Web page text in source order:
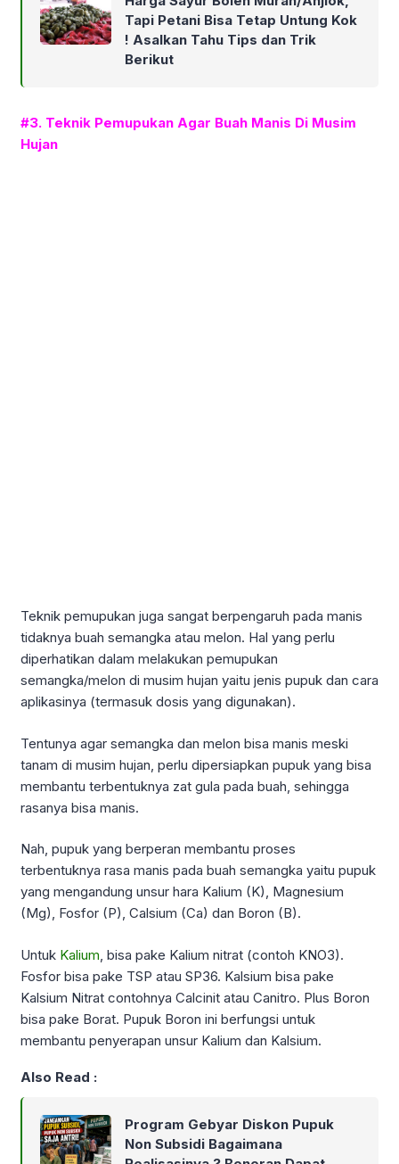
Tapi Petani Bisa Tetap Untung Kok
! Asalkan Tahu Tips dan Trik
Berikut
#3. Teknik Pemupukan Agar Buah Manis Di Musim
Hujan
Teknik pemupukan juga sangat berpengaruh pada manis
tidaknya buah semangka atau melon. Hal yang perlu
diperhatikan dalam melakukan pemupukan
semangka/melon di musim hujan yaitu jenis pupuk dan cara
aplikasinya (termasuk dosis yang digunakan).
Tentunya agar semangka dan melon bisa manis meski
tanam di musim hujan, perlu dipersiapkan pupuk yang bisa
membantu terbentuknya zat gula pada buah, sehingga
rasanya bisa manis.
Nah, pupuk yang berperan membantu proses
terbentuknya rasa manis pada buah semangka yaitu pupuk
yang mengandung unsur hara Kalium (K), Magnesium
(Mg), Fosfor (P), Calsium (Ca) dan Boron (B).
Untuk Kalium, bisa pake Kalium nitrat (contoh KNO3).
Fosfor bisa pake TSP atau SP36. Kalsium bisa pake
Kalsium Nitrat contohnya Calcinit atau Canitro. Plus Boron
bisa pake Borat. Pupuk Boron ini berfungsi untuk
membantu penyerapan unsur Kalium dan Kalsium.
Also Read :
Program Gebyar Diskon Pupuk
Non Subsidi Bagaimana